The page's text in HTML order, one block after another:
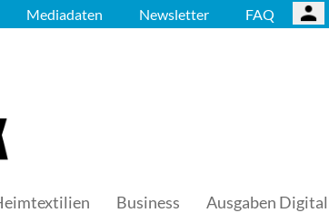
Mediadaten Newsletter FAQ
Business Ausgaben Digital